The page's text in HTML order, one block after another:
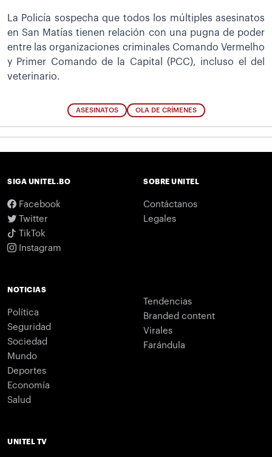
La Policía sospecha que todos los múltiples asesinatos
en San Matías tienen relación con una pugna de poder
entre las organizaciones criminales Comando Vermelho
y Primer Comando de la Capital (PCC), incluso el del
veterinario.
ASESINATOS OLA DE CRÍMENES
SIGA UNITEL.BO
Facebook
Twitter
TikTok
Instagram
SOBRE UNITEL
Contáctanos
Legales
NOTICIAS
Política
Seguridad
Sociedad
Mundo
Deportes
Economía
Salud
Tendencias
Branded content
Virales
Farándula
UNITEL TV